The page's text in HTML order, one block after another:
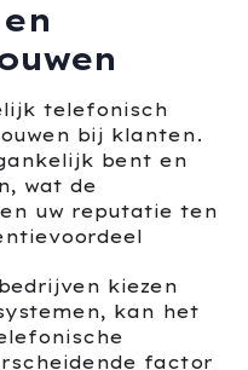
telefonisch
bij klanten.
bent en
wat de
uw reputatie ten
kiezen
kan het
factor